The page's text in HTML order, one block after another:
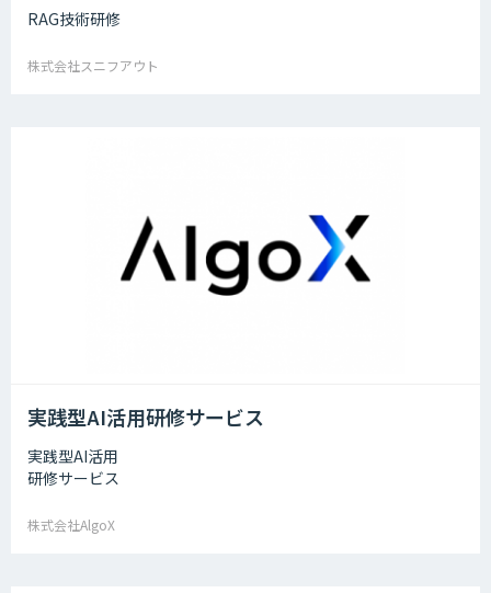
RAG技術研修
株式会社スニフアウト
実践型AI活用研修サービス
実践型AI活用
研修サービス
株式会社AlgoX